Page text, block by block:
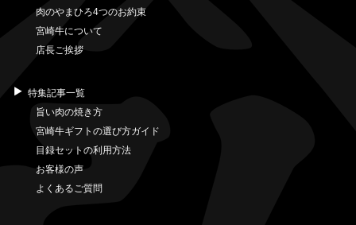
肉のやまひろ4つのお約束
宮崎牛について
店長ご挨拶
特集記事一覧
旨い肉の焼き方
宮崎牛ギフトの選び方ガイド
目録セットの利用方法
お客様の声
よくあるご質問